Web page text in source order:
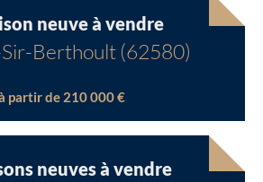
neuve à vendre
Berthoult (62580)
partir de 210 000 €
neuves à vendre